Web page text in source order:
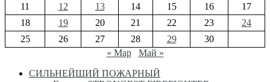
11
12 13 14 15 16
17
18
19 20 21 22 23
24
25
26 27 28 29
30
« Мар
Май »
СИЛЬНЕЙШИЙ ПОЖАРНЫЙ